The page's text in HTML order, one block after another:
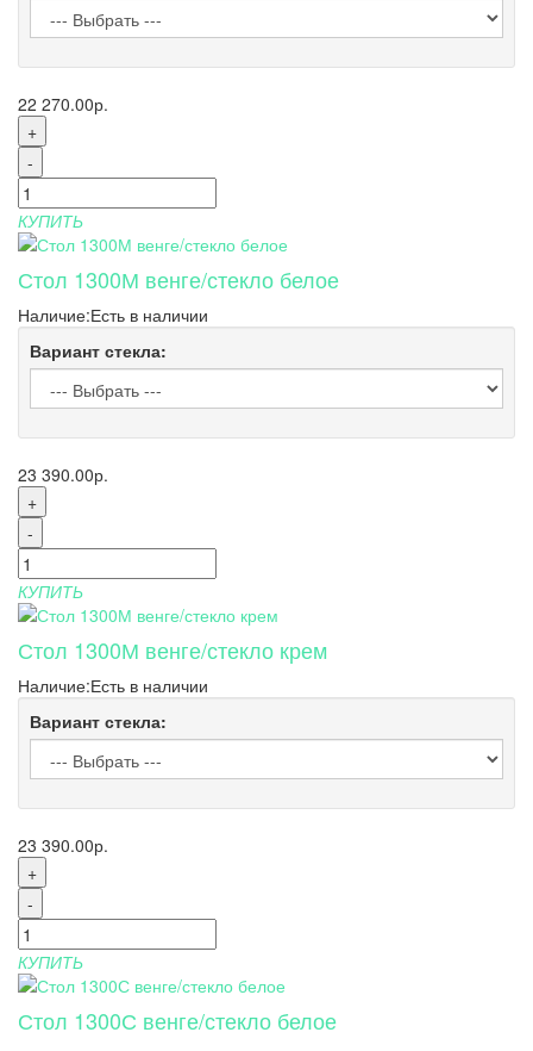
22 270.00р.
+
-
КУПИТЬ
Стол 1300М венге/стекло белое
Наличие:Есть в наличии
Вариант стекла:
23 390.00р.
+
-
КУПИТЬ
Стол 1300М венге/стекло крем
Наличие:Есть в наличии
Вариант стекла:
23 390.00р.
+
-
КУПИТЬ
Стол 1300С венге/стекло белое